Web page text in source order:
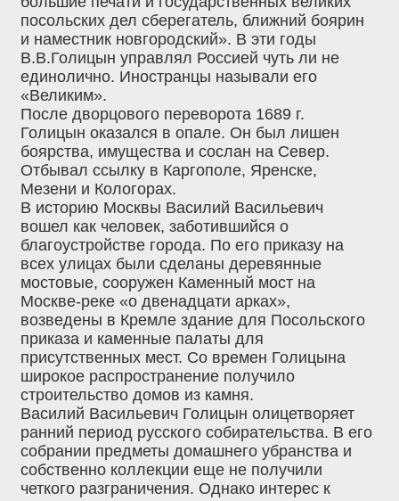
посольских дел сберегатель, ближний боярин
и наместник новгородский». В эти годы
В.В.Голицын управлял Россией чуть ли не
единолично. Иностранцы называли его
«Великим».
После дворцового переворота 1689 г.
Голицын оказался в опале. Он был лишен
боярства, имущества и сослан на Север.
Отбывал ссылку в Каргополе, Яренске,
Мезени и Кологорах.
В историю Москвы Василий Васильевич
вошел как человек, заботившийся о
благоустройстве города. По его приказу на
всех улицах были сделаны деревянные
мостовые, сооружен Каменный мост на
Москве-реке «о двенадцати арках»,
возведены в Кремле здание для Посольского
приказа и каменные палаты для
присутственных мест. Со времен Голицына
широкое распространение получило
строительство домов из камня.
Василий Васильевич Голицын олицетворяет
ранний период русского собирательства. В его
собрании предметы домашнего убранства и
собственно коллекции еще не получили
четкого разграничения. Однако интерес к